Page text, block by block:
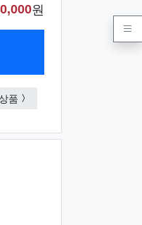
원
(종이케이스별도 100원)
품 휴대용세트(종이케이스별